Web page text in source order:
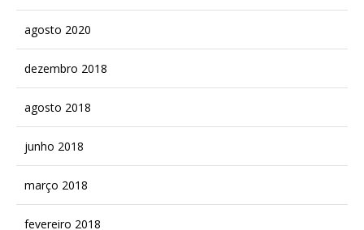
agosto 2020
dezembro 2018
agosto 2018
junho 2018
março 2018
fevereiro 2018